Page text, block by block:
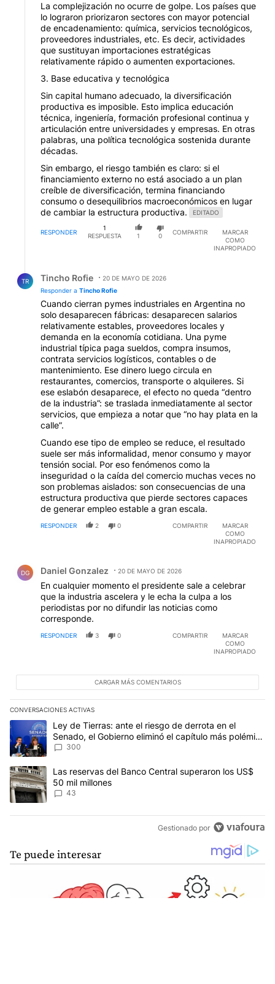
La complejización no ocurre de golpe. Los países que
lo lograron priorizaron sectores con mayor potencial
de encadenamiento: química, servicios tecnológicos,
proveedores industriales, etc. Es decir, actividades
que sustituyan importaciones estratégicas
relativamente rápido o aumenten exportaciones.
3. Base educativa y tecnológica
Sin capital humano adecuado, la diversificación
productiva es imposible. Esto implica educación
técnica, ingeniería, formación profesional continua y
articulación entre universidades y empresas. En otras
palabras, una política tecnológica sostenida durante
décadas.
Sin embargo, el riesgo también es claro: si el
financiamiento externo no está asociado a un plan
creíble de diversificación, termina financiando
consumo o desequilibrios macroeconómicos en lugar
de cambiar la estructura productiva.
EDITADO
RESPONDER
1
RESPUESTA
1 0
COMPARTIR
MARCAR
COMO
INAPROPIADO
TR Tincho Rofie
20 DE MAYO DE 2026
Responder a Tincho Rofie
Cuando cierran pymes industriales en Argentina no
solo desaparecen fábricas: desaparecen salarios
relativamente estables, proveedores locales y
demanda en la economía cotidiana. Una pyme
industrial típica paga sueldos, compra insumos,
contrata servicios logísticos, contables o de
mantenimiento. Ese dinero luego circula en
restaurantes, comercios, transporte o alquileres. Si
ese eslabón desaparece, el efecto no queda “dentro
de la industria”: se traslada inmediatamente al sector
servicios, que empieza a notar que “no hay plata en la
calle”.
Cuando ese tipo de empleo se reduce, el resultado
suele ser más informalidad, menor consumo y mayor
tensión social. Por eso fenómenos como la
inseguridad o la caída del comercio muchas veces no
son problemas aislados: son consecuencias de una
estructura productiva que pierde sectores capaces
de generar empleo estable a gran escala.
RESPONDER 2 0 COMPARTIR
MARCAR
COMO
INAPROPIADO
DG Daniel Gonzalez 20 DE MAYO DE 2026
En cualquier momento el presidente sale a celebrar
que la industria ascelera y le echa la culpa a los
periodistas por no difundir las noticias como
corresponde.
RESPONDER 3 0 COMPARTIR
MARCAR
COMO
INAPROPIADO
CARGAR MÁS COMENTARIOS
CONVERSACIONES ACTIVAS
Este listado muestra los artículos con más comentarios en los
Un artículo de tendencia con el título "Ley de Tierras: ante el
Ley de Tierras: ante el riesgo de derrota en el
Senado, el Gobierno eliminó el capítulo más polémico
del proyecto
300
Un artículo de tendencia con el título "Las reservas del Banco
Las reservas del Banco Central superaron los US$
50 mil millones
43
Gestionado por